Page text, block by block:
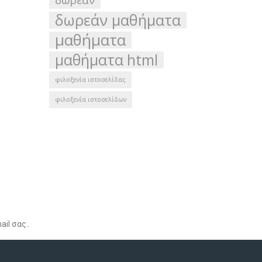
δωρεάν μαθήματα
μαθήματα
μαθήματα html
φιλοξενία ιστοσελίδας
φιλοξενία ιστοσελίδων